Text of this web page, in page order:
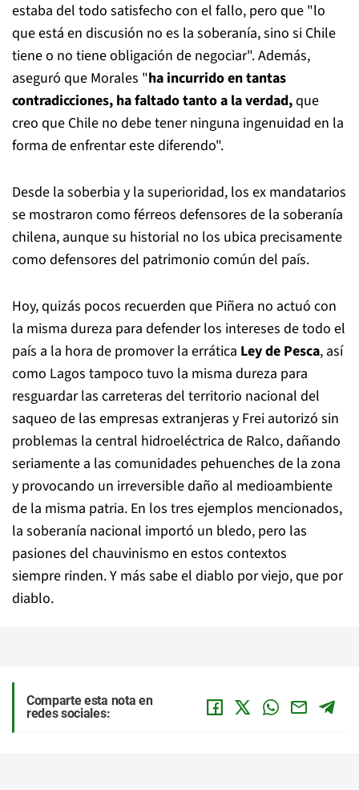
estaba del todo satisfecho con el fallo, pero que "lo
que está en discusión no es la soberanía, sino si Chile
tiene o no tiene obligación de negociar". Además,
aseguró que Morales "ha incurrido en tantas
contradicciones, ha faltado tanto a la verdad,que
creo que Chile no debe tener ninguna ingenuidad en la
forma de enfrentar este diferendo".
Desde la soberbia y la superioridad, los ex mandatarios
se mostraron como férreos defensores de la soberanía
chilena, aunque su historial no los ubica precisamente
como defensores del patrimonio común del país.
Hoy, quizás pocos recuerden que Piñera no actuó con
la misma dureza para defender los intereses de todo el
país a la hora de promover la errática Ley de Pesca, así
como Lagos tampoco tuvo la misma dureza para
resguardar las carreteras del territorio nacional del
saqueo de las empresas extranjeras y Frei autorizó sin
problemas la central hidroeléctrica de Ralco, dañando
seriamente a las comunidades pehuenches de la zona
y provocando un irreversible daño al medioambiente
de la misma patria. En los tres ejemplos mencionados,
la soberanía nacional importó un bledo, pero las
pasiones del chauvinismo en estos contextos
siempre rinden. Y más sabe el diablo por viejo, que por
diablo.
Comparte esta nota en
redes sociales: